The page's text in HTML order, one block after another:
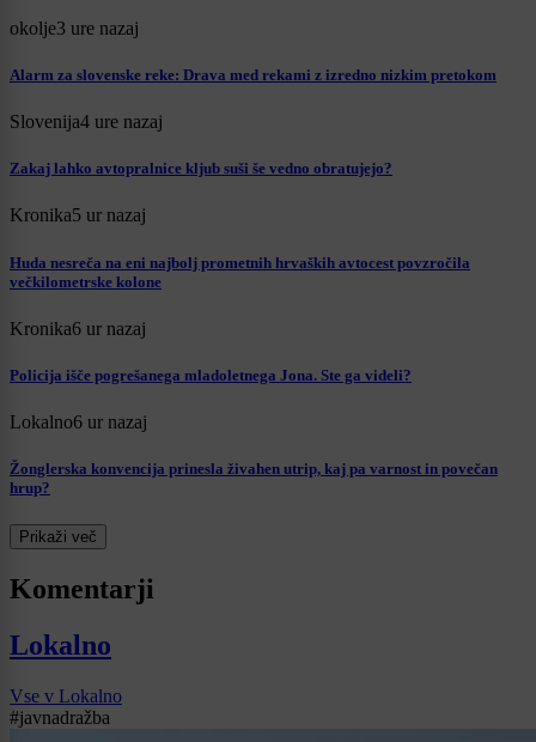
okolje3 ure nazaj
Alarm za slovenske reke: Drava med rekami z izredno nizkim pretokom
Slovenija4 ure nazaj
Zakaj lahko avtopralnice kljub suši še vedno obratujejo?
Kronika5 ur nazaj
Huda nesreča na eni najbolj prometnih hrvaških avtocest povzročila
večkilometrske kolone
Kronika6 ur nazaj
Policija išče pogrešanega mladoletnega Jona. Ste ga videli?
Lokalno6 ur nazaj
Žonglerska konvencija prinesla živahen utrip, kaj pa varnost in povečan
hrup?
Prikaži več
Komentarji
Lokalno
Vse v Lokalno
#javnadražba